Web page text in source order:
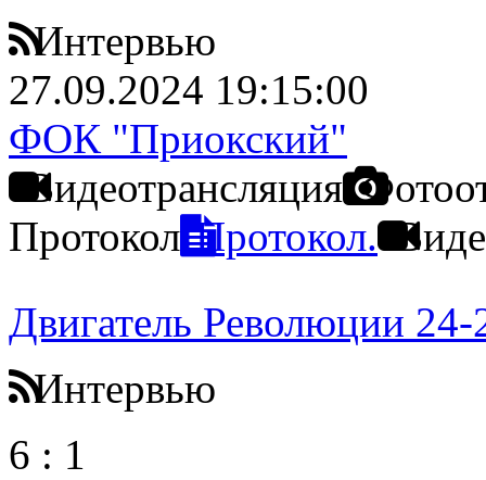
Интервью
27.09.2024 19:15:00
ФОК "Приокский"
Видеотрансляция
Протокол Протокол.
Двигатель Революции 24-
Интервью
6 : 1